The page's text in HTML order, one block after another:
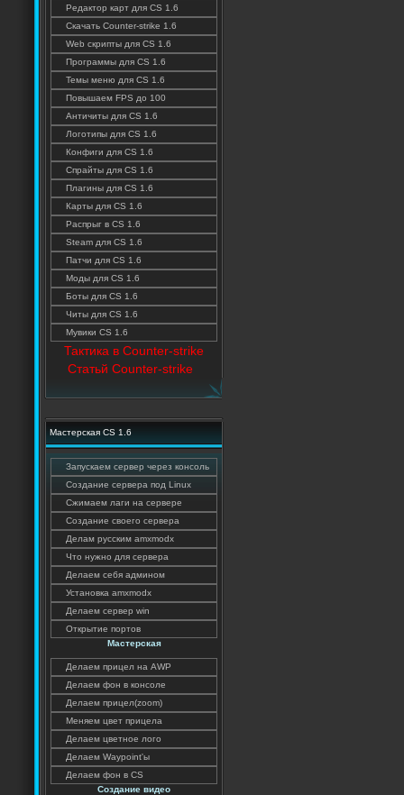
Редактор карт для CS 1.6
Скачать Counter-strike 1.6
Web скрипты для CS 1.6
Программы для CS 1.6
Темы меню для CS 1.6
Повышаем FPS до 100
Античиты для CS 1.6
Логотипы для CS 1.6
Конфиги для CS 1.6
Спрайты для CS 1.6
Плагины для CS 1.6
Карты для CS 1.6
Распрыг в CS 1.6
Steam для CS 1.6
Патчи для CS 1.6
Моды для CS 1.6
Боты для CS 1.6
Читы для CS 1.6
Мувики CS 1.6
Тактика в Counter-strike
Статьй Counter-strike
Мастерская CS 1.6
Запускаем сервер через консоль
Создание сервера под Linux
Сжимаем лаги на сервере
Создание своего сервера
Делам русским amxmodx
Что нужно для сервера
Делаем себя админом
Установка amxmodx
Делаем сервер win
Открытие портов
Мастерская
Делаем прицел на AWP
Делаем фон в консоле
Делаем прицел(zoom)
Меняем цвет прицела
Делаем цветное лого
Делаем Waypoint'ы
Делаем фон в CS
Создание видео